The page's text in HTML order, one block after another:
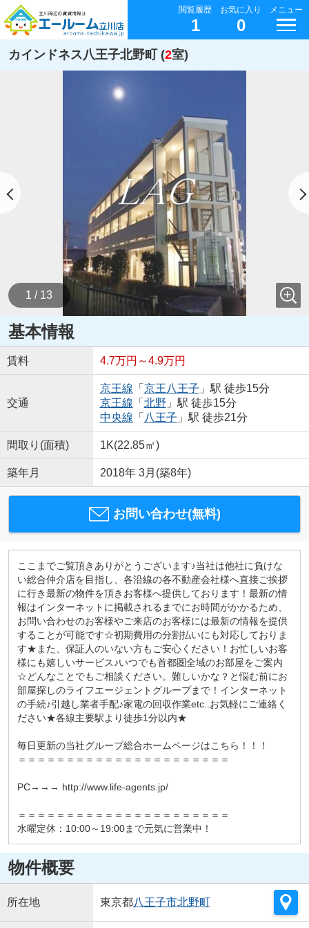
閲覧履歴
1
お気に入り
0
メニュー
カインドネス八王子北野町 (2室)
1 / 13
基本情報
賃料 4.7万円～4.9万円
交通
京王線 「 京王八王子 」駅 徒歩15分
京王線 「 北野 」駅 徒歩15分
中央線 「 八王子 」駅 徒歩21分
間取り(面積) 1K(22.85㎡)
築年月 2018年 3月(築8年)
お問い合わせ(無料)
ここまでご覧頂きありがとうございます♪当社は他社に負けな
い総合仲介店を目指し、各沿線の各不動産会社様へ直接ご挨拶
に行き最新の物件を頂きお客様へ提供しております！最新の情
報はインターネットに掲載されるまでにお時間がかかるため、
お問い合わせのお客様やご来店のお客様には最新の情報を提供
することが可能です☆初期費用の分割払いにも対応しておりま
す★また、保証人のいない方もご安心ください！お忙しいお客
様にも嬉しいサービス♪いつでも首都圏全域のお部屋をご案内
☆どんなことでもご相談ください。難しいかな？と悩む前にお
部屋探しのライフエージェントグループまで！インターネット
の手続♪引越し業者手配♪家電の回収作業etc..お気軽にご連絡く
ださい★各線主要駅より徒歩1分以内★
毎日更新の当社グループ総合ホームページはこちら！！！
＝＝＝＝＝＝＝＝＝＝＝＝＝＝＝＝＝＝＝＝＝＝
PC→→→ http://www.life-agents.jp/
＝＝＝＝＝＝＝＝＝＝＝＝＝＝＝＝＝＝＝＝＝＝
水曜定休：10:00～19:00まで元気に営業中！
物件概要
所在地 東京都八王子市北野町